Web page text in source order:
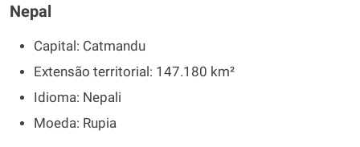
Nepal
Capital: Catmandu
Extensão territorial: 147.180 km²
Idioma: Nepali
Moeda: Rupia